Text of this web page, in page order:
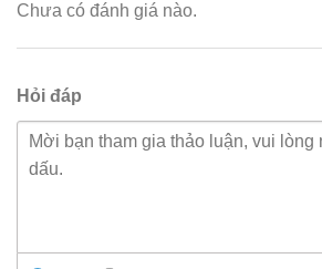
Chưa có đánh giá nào.
Hỏi đáp